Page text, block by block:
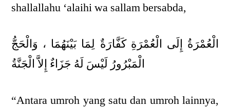
shallallahu ‘alaihi wa sallam bersabda,
الْعُمْرَةُ إِلَى الْعُمْرَةِ كَفَّارَةٌ لِمَا بَيْنَهُمَا ، وَالْحَجُّ
الْمَبْرُورُ لَيْسَ لَهُ جَزَاءٌ إِلاَّ الْجَنَّةُ
“Antara umroh yang satu dan umroh lainnya,